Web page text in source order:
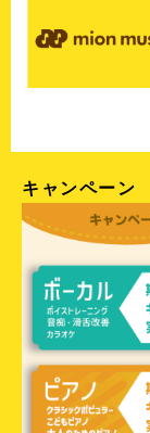
キャンペーン